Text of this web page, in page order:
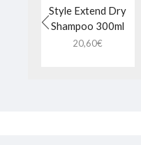
Style Extend Dry
Shampoo 300ml
20,60€